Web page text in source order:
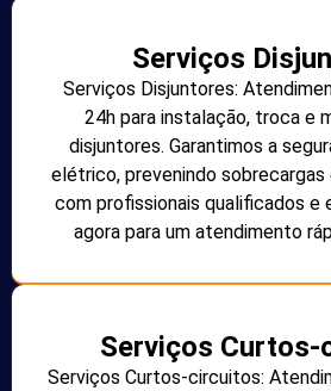
Serviços
Serviços Disjuntores:
24h para instalação, troca e
disjuntores. Garantimos a
elétrico, prevenindo
com profissionais qualificados e
agora para um atendimento
Serviços
Serviços Curtos-circuitos: